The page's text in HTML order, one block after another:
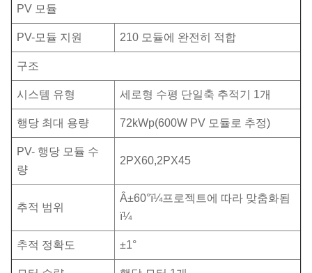
PV 모듈
PV-모듈 지원 210 모듈에 완전히 적합
구조
시스템 유형 세로형 수평 단일축 추적기 1개
행당 최대 용량 72kWp(600W PV 모듈로 추정)
PV- 행당 모듈 수
량
2PX60,2PX45
추적 범위
Â±60°ï¼프로젝트에 따라 맞춤화됨
ï¼
추적 정확도 ±1°